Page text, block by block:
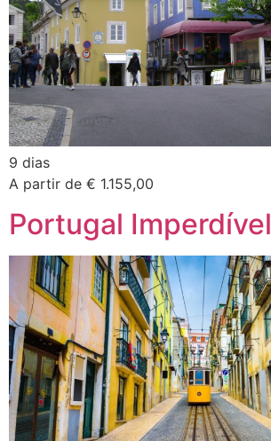
9 dias
A partir de € 1.155,00
Portugal Imperdível